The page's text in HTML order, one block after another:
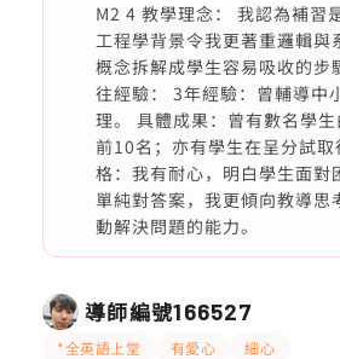
M2 4 教學理念： 我認為補習
工程學背景令我更著重邏輯與
概念拆解成學生容易吸收的步
往經驗： 3年經驗：曾輔導中
理。 具體成果：曾有數名學
前10名；亦有學生在呈分試
格：我有耐心，明白學生面對
單純對答案，我更傾向教導思
動解決問題的能力。
導師編號166527
*全英語上堂 有愛心 細心